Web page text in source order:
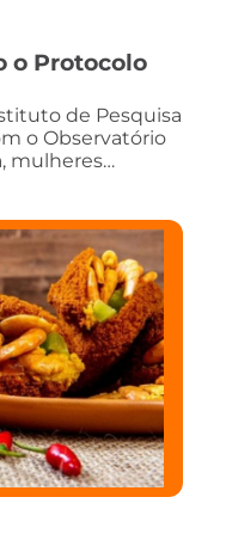
o Protocolo
de Pesquisa
o Observatório
mulheres…